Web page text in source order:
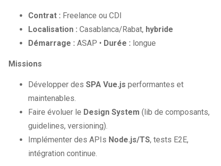
Contrat : Freelance ou CDI
Localisation : Casablanca/Rabat, hybride
Démarrage : ASAP • Durée : longue
Missions
Développer des SPA Vue.js performantes et
maintenables.
Faire évoluer le Design System (lib de composants,
guidelines, versioning).
Implémenter des APIs Node.js/TS, tests E2E,
intégration continue.